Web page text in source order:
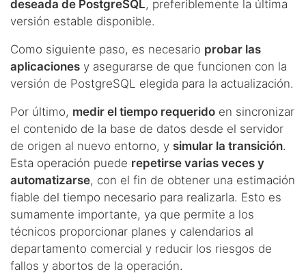
deseada de PostgreSQL, preferiblemente la última
versión estable disponible.
Como siguiente paso, es necesario probar las
aplicaciones y asegurarse de que funcionen con la
versión de PostgreSQL elegida para la actualización.
Por último, medir el tiempo requerido en sincronizar
el contenido de la base de datos desde el servidor
de origen al nuevo entorno, y simular la transición.
Esta operación puede repetirse varias veces y
automatizarse, con el fin de obtener una estimación
fiable del tiempo necesario para realizarla. Esto es
sumamente importante, ya que permite a los
técnicos proporcionar planes y calendarios al
departamento comercial y reducir los riesgos de
fallos y abortos de la operación.